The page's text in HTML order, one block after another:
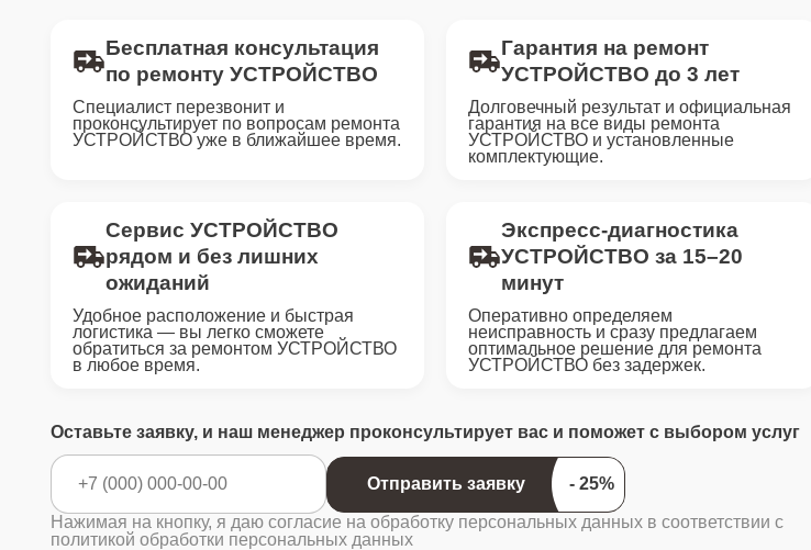
Бесплатная консультация
по ремонту УСТРОЙСТВО
Специалист перезвонит и
проконсультирует по вопросам ремонта
УСТРОЙСТВО уже в ближайшее время.
Гарантия на ремонт
УСТРОЙСТВО до 3 лет
Долговечный результат и официальная
гарантия на все виды ремонта
УСТРОЙСТВО и установленные
комплектующие.
Сервис УСТРОЙСТВО
рядом и без лишних
ожиданий
Удобное расположение и быстрая
логистика — вы легко сможете
обратиться за ремонтом УСТРОЙСТВО
в любое время.
Экспресс-диагностика
УСТРОЙСТВО за 15–20
минут
Оперативно определяем
неисправность и сразу предлагаем
оптимальное решение для ремонта
УСТРОЙСТВО без задержек.
Оставьте заявку, и наш менеджер проконсультирует вас и поможет с выбором услуг
Отправить заявку
Нажимая на кнопку, я даю согласие на обработку персональных данных в соответствии с
политикой обработки персональных данных